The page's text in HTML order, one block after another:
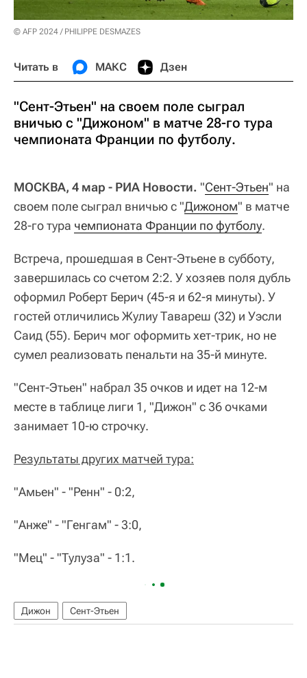
© AFP 2024 / PHILIPPE DESMAZES
Читать в МАКС Дзен
"Сент-Этьен" на своем поле сыграл
вничью с "Дижоном" в матче 28-го тура
чемпионата Франции по футболу.
МОСКВА, 4 мар - РИА Новости. "Сент-Этьен" на
своем поле сыграл вничью с "Дижоном" в матче
28-го тура чемпионата Франции по футболу.
Встреча, прошедшая в Сент-Этьене в субботу,
завершилась со счетом 2:2. У хозяев поля дубль
оформил Роберт Берич (45-я и 62-я минуты). У
гостей отличились Жулиу Тавареш (32) и Уэсли
Саид (55). Берич мог оформить хет-трик, но не
сумел реализовать пенальти на 35-й минуте.
"Сент-Этьен" набрал 35 очков и идет на 12-м
месте в таблице лиги 1, "Дижон" с 36 очками
занимает 10-ю строчку.
Результаты других матчей тура:
"Амьен" - "Ренн" - 0:2,
"Анже" - "Генгам" - 3:0,
"Мец" - "Тулуза" - 1:1.
Дижон Сент-Этьен